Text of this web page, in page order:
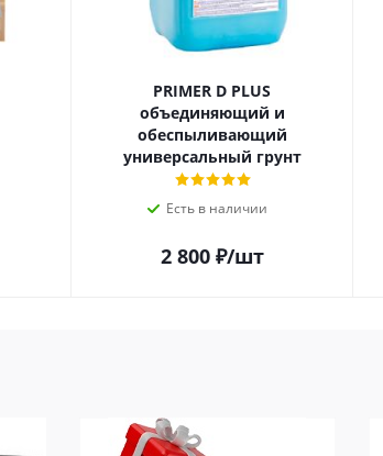
PRIMER D PLUS
объединяющий и
обеспыливающий
универсальный грунт
Есть в наличии
2 800₽/шт